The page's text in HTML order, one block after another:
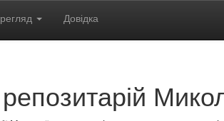
Довідка
репозитарій